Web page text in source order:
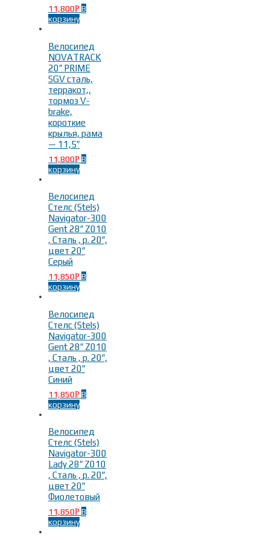
11,800Р В
корзину
Велосипед
NOVATRACK
20″ PRIME
SGV сталь,
терракот,,
тормоз V-
brake,
короткие
крылья, рама
— 11,5″
11,800Р В
корзину
Велосипед
Стелс (Stels)
Navigator-300
Gent 28″ Z010
, Сталь , р. 20″,
цвет 20″
Серый
11,850Р В
корзину
Велосипед
Стелс (Stels)
Navigator-300
Gent 28″ Z010
, Сталь , р. 20″,
цвет 20″
Синий
11,850Р В
корзину
Велосипед
Стелс (Stels)
Navigator-300
Lady 28″ Z010
, Сталь , р. 20″,
цвет 20″
Фиолетовый
11,850Р В
корзину